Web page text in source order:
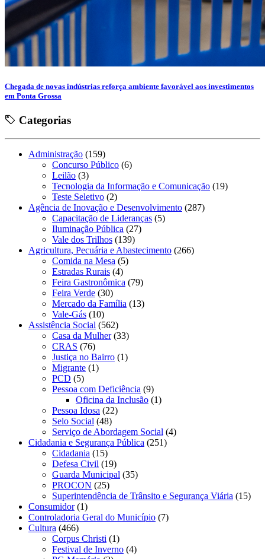
Chegada de novas indústrias reforça ambiente favorável aos investimentos
em Ponta Grossa
Categorias
Administração (159)
Concurso Público (6)
Leilão (3)
Tecnologia da Informação e Comunicação (19)
Teste Seletivo (2)
Agência de Inovação e Desenvolvimento (287)
Capacitação de Lideranças (5)
Iluminação Pública (27)
Vale dos Trilhos (139)
Agricultura, Pecuária e Abastecimento (266)
Comida na Mesa (5)
Estradas Rurais (4)
Feira Gastronômica (79)
Feira Verde (30)
Mercado da Família (13)
Vale-Gás (10)
Assistência Social (562)
Casa da Mulher(33)
CRAS (76)
Justiça no Bairro (1)
Migrante (1)
PCD (5)
Pessoa com Deficiência (9)
Oficina da Inclusão (1)
Pessoa Idosa (22)
Selo Social (48)
Serviço de Abordagem Social (4)
Cidadania e Segurança Pública (251)
Cidadania (15)
Defesa Civil (19)
Guarda Municipal (35)
PROCON (25)
Superintendência de Trânsito e Segurança Viária (15)
Consumidor(1)
Controladoria Geral do Município (7)
Cultura (466)
Corpus Christi (1)
Festival de Inverno (4)